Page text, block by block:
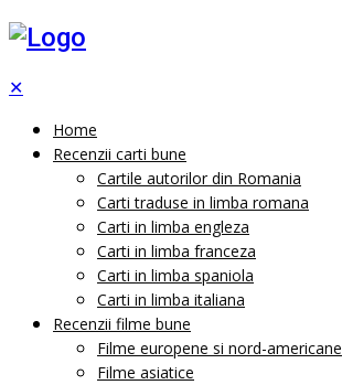
✕
Home
Recenzii carti bune
Cartile autorilor din Romania
Carti traduse in limba romana
Carti in limba engleza
Carti in limba franceza
Carti in limba spaniola
Carti in limba italiana
Recenzii filme bune
Filme europene si nord-americane
Filme asiatice